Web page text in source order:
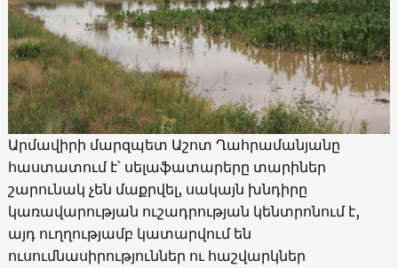
Արմավիրի մարզպետ Աշոտ Ղահրամանյանը
հաստատում է՝ սելաֆատարերը տարիներ
շարունակ չեն մաքրվել, սակայն խնդիրը
կառավարության ուշադրության կենտրոնում է,
այդ ուղղությամբ կատարվում են
ուսումնասիրություններ ու հաշվարկներ